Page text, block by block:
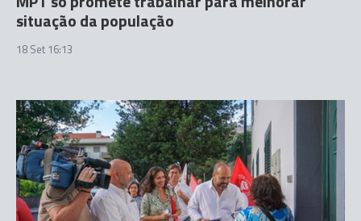
situação da população
18 Set 16:13